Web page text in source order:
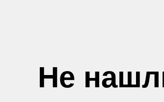
Не